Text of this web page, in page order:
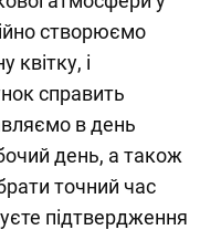
створюємо
і
справить
в день
день, а також
точний час
підтвердження